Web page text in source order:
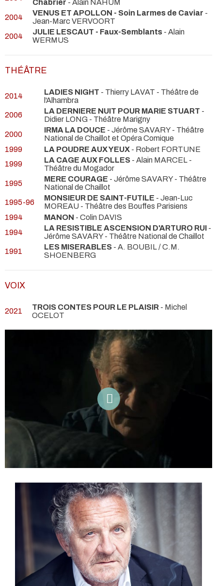
Chabrier - Alain NAHUM
2004
VENUS ET APOLLON - Soin Larmes de Caviar -
Jean-Marc VERVOORT
2004
JULIE LESCAUT - Faux-Semblants - Alain
WERMUS
THÉÂTRE
2014 LADIES NIGHT - Thierry LAVAT - Théâtre de
l'Alhambra
2006
LA DERNIERE NUIT POUR MARIE STUART -
Didier LONG - Théâtre Marigny
2000
IRMA LA DOUCE - Jérôme SAVARY- Théâtre
National de Chaillot et Opéra Comique
1999
LA POUDRE AUX YEUX - Robert FORTUNE
1999
LA CAGE AUX FOLLES - Alain MARCEL -
Théâtre du Mogador
1995
MERE COURAGE - Jérôme SAVARY- Théâtre
National de Chaillot
1995-96
MONSIEUR DE SAINT-FUTILE - Jean-Luc
MOREAU - Théâtre des Bouffes Parisiens
1994
MANON - Colin DAVIS
1994
LA RESISTIBLE ASCENSION D'ARTURO RUI -
Jérôme SAVARY- Théâtre National de Chaillot
1991
LES MISERABLES - A. BOUBIL / C.M.
SHOENBERG
VOIX
2021 TROIS CONTES POUR LE PLAISIR - Michel
OCELOT